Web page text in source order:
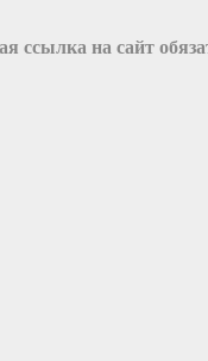
ссылка на сайт